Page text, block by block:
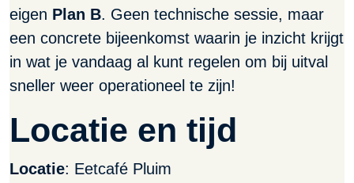
eigen Plan B. Geen technische sessie, maar
een concrete bijeenkomst waarin je inzicht krijgt
in wat je vandaag al kunt regelen om bij uitval
sneller weer operationeel te zijn!
Locatie en tijd
Locatie: Eetcafé Pluim